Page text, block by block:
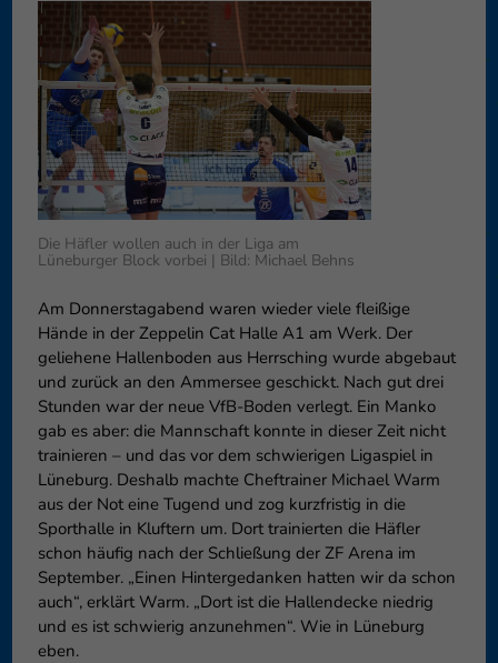
Die Häfler wollen auch in der Liga am
Lüneburger Block vorbei | Bild: Michael Behns
Am Donnerstagabend waren wieder viele fleißige
Hände in der Zeppelin Cat Halle A1 am Werk. Der
geliehene Hallenboden aus Herrsching wurde abgebaut
und zurück an den Ammersee geschickt. Nach gut drei
Stunden war der neue VfB-Boden verlegt. Ein Manko
gab es aber: die Mannschaft konnte in dieser Zeit nicht
trainieren – und das vor dem schwierigen Ligaspiel in
Lüneburg. Deshalb machte Cheftrainer Michael Warm
aus der Not eine Tugend und zog kurzfristig in die
Sporthalle in Kluftern um. Dort trainierten die Häfler
schon häufig nach der Schließung der ZF Arena im
September. „Einen Hintergedanken hatten wir da schon
auch“, erklärt Warm. „Dort ist die Hallendecke niedrig
und es ist schwierig anzunehmen“. Wie in Lüneburg
eben.
können Ihre Einwilligung zu ganzen Kategorien geben oder sich
weitere Informationen anzeigen lassen und so nur bestimmte
Cookies auswählen.
Speichern Nur essenzielle Cookies akzeptieren
Zurück
Datenschutzeinstellungen
Essenziell (1)
Essenzielle Cookies ermöglichen grundlegende Funktionen und sind für
die einwandfreie Funktion der Website erforderlich.
Externe Medien (6)
Inhalte von Videoplattformen und Social-Media-Plattformen werden
standardmäßig blockiert. Wenn Cookies von externen Medien akzeptiert
werden, bedarf der Zugriff auf diese Inhalte keiner manuellen
Einwilligung mehr.
Cookie-Informationen anzeigen